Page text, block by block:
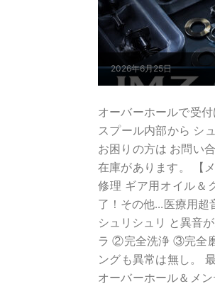
2026年6月25日
オーバーホールで受
スプール内部から シ
お困りの方は お問い
在庫があります。 【
修理 ギア用オイル＆
了！その他...医療用
シュリシュリ と異音
ラ ②完全洗浄 ③完全
ングも異常は無し。
オーバーホール＆メ